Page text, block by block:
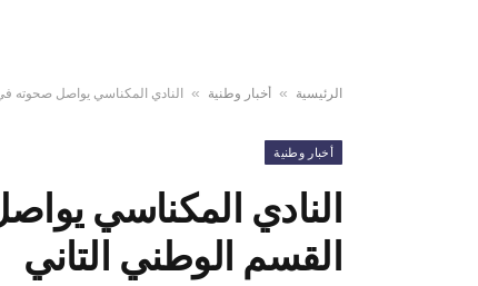
الرئيسية » أخبار وطنية » النادي المكناسي يواصل صحوته
أخبار وطنية
النادي المكناسي
القسم الوطني التاني